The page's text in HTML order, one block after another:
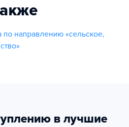
по направлению «сельское,
в лучшие